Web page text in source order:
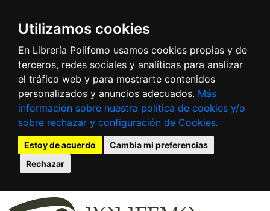
Utilizamos cookies
En Librería Polifemo usamos cookies propias y de
terceros, redes sociales y analíticas para analizar
el tráfico web y para mostrarte contenidos
personalizados y anuncios adecuados. Más
información sobre nuestra política de cookies y/o
sobre rechazar y configuración de Cookies.
Estoy de acuerdo
Cambia mi preferencias
Rechazar